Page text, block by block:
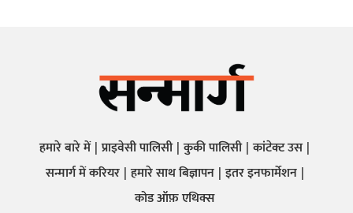
हमारे बारे में प्राइवेसी पालिसी कुकी पालिसी कांटेक्ट उस
सन्मार्ग में करियर हमारे साथ बिज्ञापन इतर इनफार्मेशन
कोड ऑफ़ एथिक्स